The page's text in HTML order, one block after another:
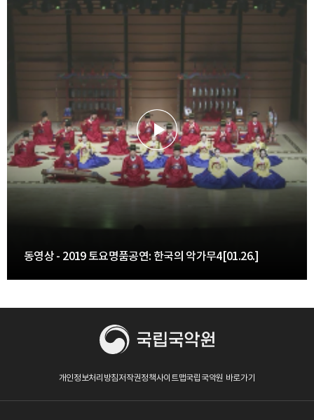
동영상 - 2019 토요명품공연: 한국의 악가무4[01.26.]
개인정보처리방침저작권정책사이트맵국립국악원 바로가기